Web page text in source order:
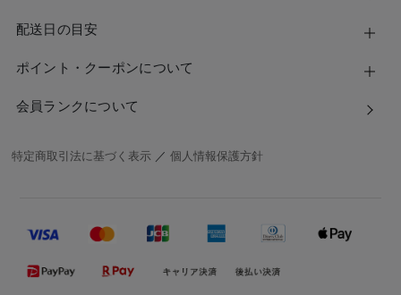
配送日の目安
ポイント・クーポンについて
会員ランクについて
特定商取引法に基づく表示 ／個人情報保護方針